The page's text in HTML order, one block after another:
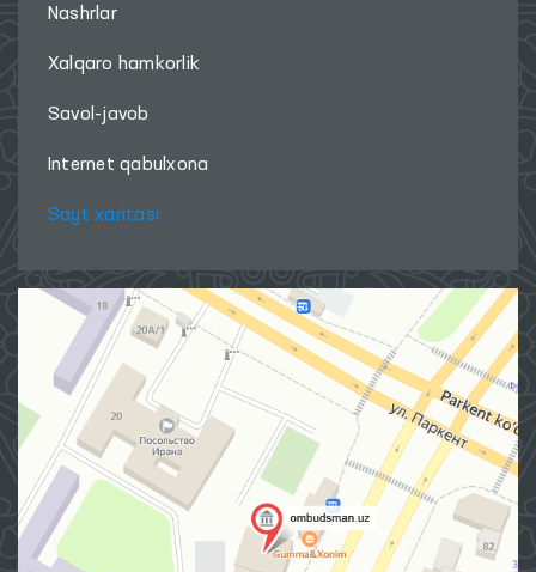
Nashrlar
Xalqaro hamkorlik
Savol-javob
Internet qabulxona
Sayt xaritasi